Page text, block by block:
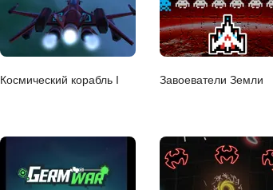
Космический корабль I Завоеватели Земли